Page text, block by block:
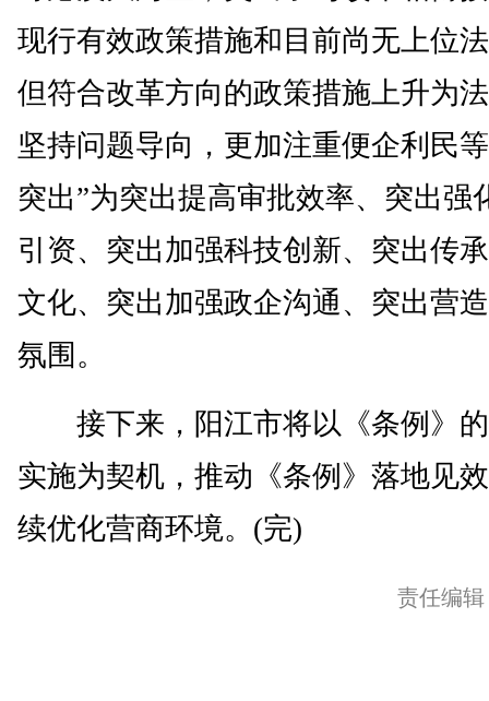
现行有效政策措施和目前尚无上位
但符合改革方向的政策措施上升为
坚持问题导向，更加注重便企利民
突出”为突出提高审批效率、突出强
引资、突出加强科技创新、突出传
文化、突出加强政企沟通、突出营
氛围。
接下来，阳江市将以《条例》
实施为契机，推动《条例》落地见
续优化营商环境。(完)
责任编